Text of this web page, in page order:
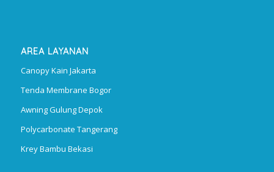
AREA LAYANAN
Canopy Kain Jakarta
Tenda Membrane Bogor
Awning Gulung Depok
Polycarbonate Tangerang
Krey Bambu Bekasi